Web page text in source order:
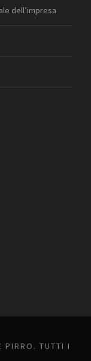
dell’impresa
PIRRO. TUTTI I